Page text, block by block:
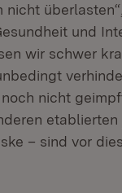
nicht
und
wir schwer
nicht
etablierten
– sind vor